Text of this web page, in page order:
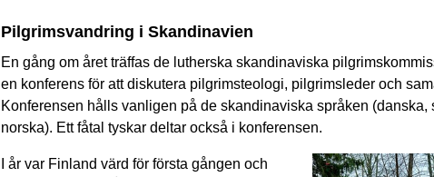
Pilgrimsvandring i Skandinavien
En gång om året träffas de lutherska skandinaviska
en konferens för att diskutera pilgrimsteologi, pilgrimsleder och
Konferensen hålls vanligen på de skandinaviska språken (danska,
norska). Ett fåtal tyskar deltar också i konferensen.
I år var Finland värd för första gången och